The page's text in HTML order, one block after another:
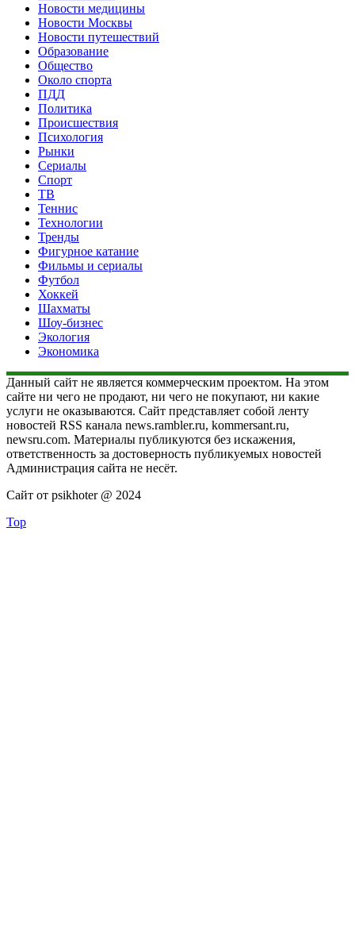
Новости медицины
Новости Москвы
Новости путешествий
Образование
Общество
Около спорта
ПДД
Политика
Происшествия
Психология
Рынки
Сериалы
Спорт
ТВ
Теннис
Технологии
Тренды
Фигурное катание
Фильмы и сериалы
Футбол
Хоккей
Шахматы
Шоу-бизнес
Экология
Экономика
Данный сайт не является коммерческим проектом. На этом
сайте ни чего не продают, ни чего не покупают, ни какие
услуги не оказываются. Сайт представляет собой ленту
новостей RSS канала news.rambler.ru, kommersant.ru,
newsru.com. Материалы публикуются без искажения,
ответственность за достоверность публикуемых новостей
Администрация сайта не несёт.
Сайт от psikhoter @ 2024
Top